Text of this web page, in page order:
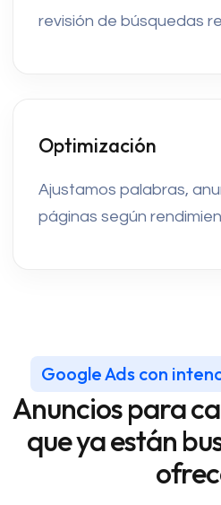
revisión de búsquedas
Optimización
Ajustamos palabras,
páginas según
Google Ads con
Anuncios para
que ya están